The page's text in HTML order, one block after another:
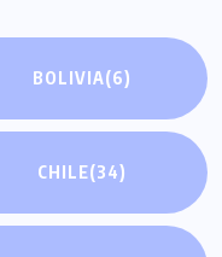
BOLIVIA(6)
CHILE(34)